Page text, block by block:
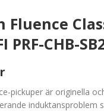
Fluence
PRF-CHB-
pickuper är originella
induktansproblem